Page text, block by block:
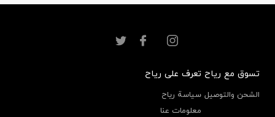
تسوق مع رياح
الشحن والتوصيل
تعرف على رياح
سياسة رياح
معلومات عنا